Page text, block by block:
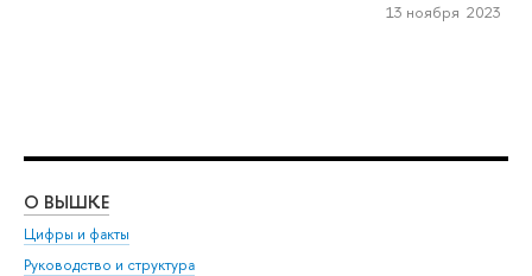
13 ноября 2023
О ВЫШКЕ
Цифры и факты
Руководство и структура